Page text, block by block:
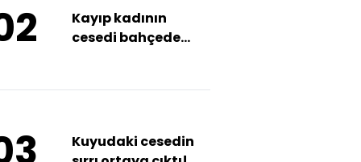
Kayıp kadının
cesedi bahçede
Kuyudaki cesedin